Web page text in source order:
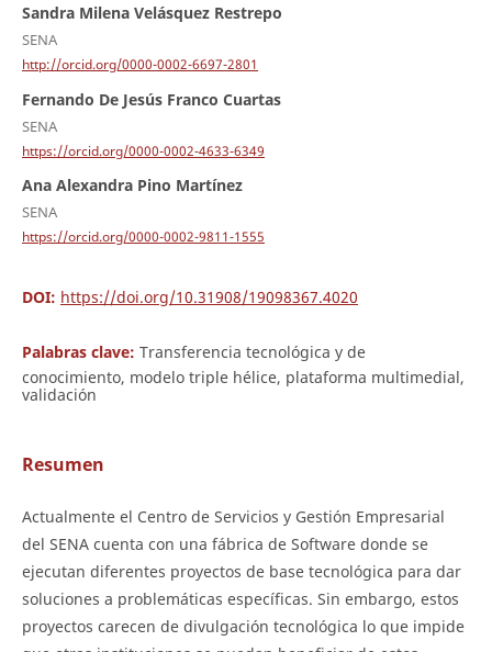
Sandra Milena Velásquez Restrepo
SENA
http://orcid.org/0000-0002-6697-2801
Fernando De Jesús Franco Cuartas
SENA
https://orcid.org/0000-0002-4633-6349
Ana Alexandra Pino Martínez
SENA
https://orcid.org/0000-0002-9811-1555
DOI: https://doi.org/10.31908/19098367.4020
Palabras clave: Transferencia tecnológica y de
conocimiento, modelo triple hélice, plataforma multimedial,
validación
Resumen
Actualmente el Centro de Servicios y Gestión Empresarial
del SENA cuenta con una fábrica de Software donde se
ejecutan diferentes proyectos de base tecnológica para dar
soluciones a problemáticas específicas. Sin embargo, estos
proyectos carecen de divulgación tecnológica lo que impide